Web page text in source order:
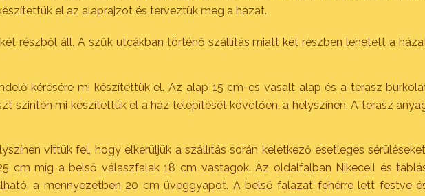
el az alaprajzot és terveztük meg a házat.
részből áll. A szűk utcákban történő szállítás miatt két részben lehetett a
kérésére mi készítettük el. Az alap 15 cm-es vasalt alap és a terasz
szintén mi készítettük el a ház telepítését követően, a helyszínen. A terasz
vittük fel, hogy elkerüljük a szállítás során keletkező esetleges
cm míg a belső válaszfalak 18 cm vastagok. Az oldalfalban Nikecell és
a mennyezetben 20 cm üveggyapot. A belső falazat fehérre lett festve